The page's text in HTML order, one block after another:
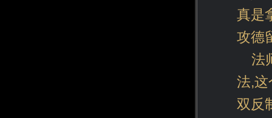
真是
攻德
法
法,这
双反